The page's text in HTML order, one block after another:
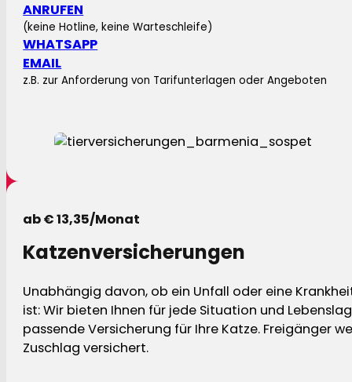
ANRUFEN
(keine Hotline, keine Warteschleife)
WHATSAPP
EMAIL
z.B. zur Anforderung von Tarifunterlagen oder Angeboten
ab € 13,35/Monat
Katzenversicherungen
Unabhängig davon, ob ein Unfall oder eine
ist: Wir bieten Ihnen für jede Situation und
passende Versicherung für Ihre Katze. Freigänger
Zuschlag versichert.